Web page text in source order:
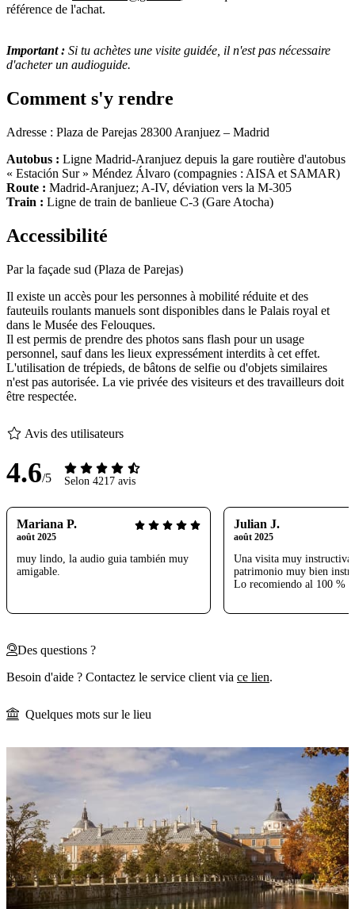
référence de l'achat.
Important : Si tu achètes une visite guidée, il n'est pas nécessaire
d'acheter un audioguide.
Comment s'y rendre
Adresse : Plaza de Parejas 28300 Aranjuez – Madrid
Autobus : Ligne Madrid-Aranjuez depuis la gare routière d'autobus
« Estación Sur » Méndez Álvaro (compagnies : AISA et SAMAR)
Route : Madrid-Aranjuez; A-IV, déviation vers la M-305
Train : Ligne de train de banlieue C-3 (Gare Atocha)
Accessibilité
Par la façade sud (Plaza de Parejas)
Il existe un accès pour les personnes à mobilité réduite et des
fauteuils roulants manuels sont disponibles dans le Palais royal et
dans le Musée des Felouques.
Il est permis de prendre des photos sans flash pour un usage
personnel, sauf dans les lieux expressément interdits à cet effet.
L'utilisation de trépieds, de bâtons de selfie ou d'objets similaires
n'est pas autorisée. La vie privée des visiteurs et des travailleurs doit
être respectée.
Avis des utilisateurs
4.6/5 Selon 4217 avis
Mariana P.
août 2025
muy lindo, la audio guia también muy
amigable.
Julian J.
août 2025
Una visita muy
patrimonio muy bien
Lo recomiendo al 100 %
Des questions ?
Besoin d'aide ? Contactez le service client via ce lien.
Quelques mots sur le lieu